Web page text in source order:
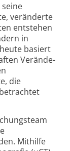
veränderte
entstehen
in
basiert
Ver­ände­
die
Mithilfe